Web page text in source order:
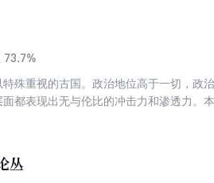
73.7%
殊重视的古国。政治地位高于一切，政
都表现出无与伦比的冲击力和渗透力。
丛